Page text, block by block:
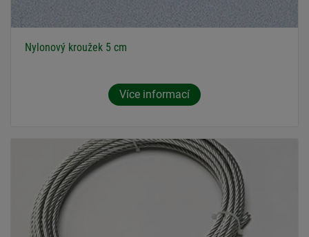
Nylonový kroužek 5 cm
Více informací